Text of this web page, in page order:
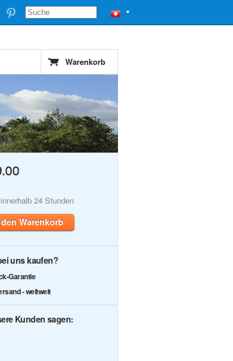
▼
Warenkorb
24 Stunden
Warenkorb
uns kaufen?
Garantie
- weltweit
Kunden sagen: